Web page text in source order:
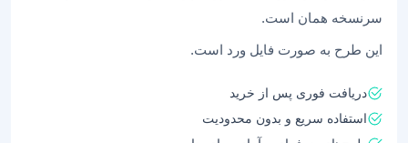
سرنسخه همان است.
این طرح به صورت فایل ورد است.
دریافت فوری پس از خرید
استفاده سریع و بدون محدودیت